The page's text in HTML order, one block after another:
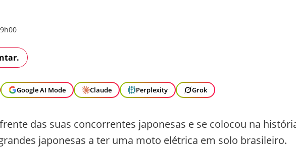
Google AI Mode Claude Perplexity Grok
das suas concorrentes japonesas e se colocou na
japonesas a ter uma moto elétrica em solo brasileiro.